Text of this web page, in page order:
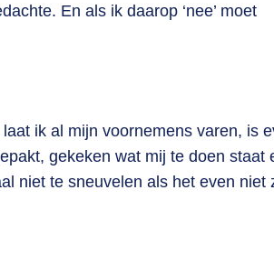
En als ik daarop ‘nee’ moet
ik al mijn voornemens varen, is
gekeken wat mij te doen staat
niet te sneuvelen als het even niet